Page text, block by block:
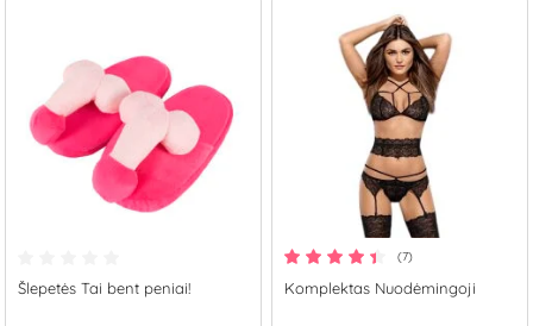
Šlepetės Tai bent peniai!
(7)
Komplektas Nuodėmingoji